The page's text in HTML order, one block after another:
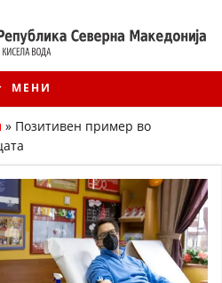
МЕНИ
» Позитивен пример во